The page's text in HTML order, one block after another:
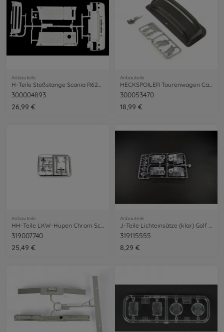
Anbauteile
300004893
26,99 €
Anbauteile
300053470
18,99 €
Anbauteile
319007740
25,49 €
Anbauteile
319115555
8,29 €